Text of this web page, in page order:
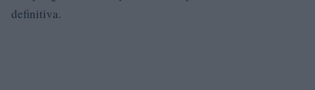
definitiva.